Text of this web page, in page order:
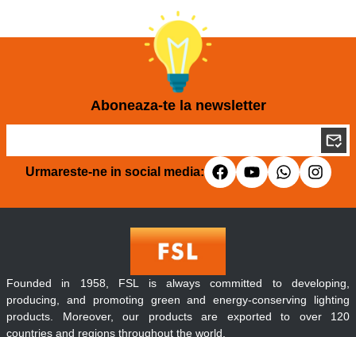
Aboneaza-te la newsletter
Urmareste-ne in social media:
Founded in 1958, FSL is always committed to developing,
producing, and promoting green and energy-conserving lighting
products. Moreover, our products are exported to over 120
countries and regions throughout the world.